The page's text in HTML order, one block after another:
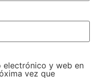
electrónico y web en
vez que